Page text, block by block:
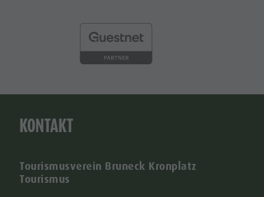
KONTAKT
Tourismusverein Bruneck Kronplatz
Tourismus